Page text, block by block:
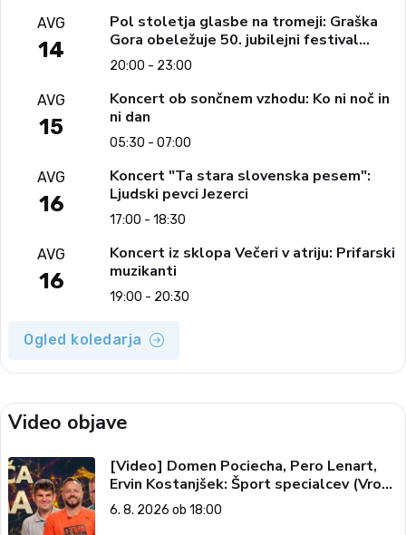
AVG
14
Pol stoletja glasbe na tromeji: Graška
Gora obeležuje 50. jubilejni festival
narodno-zabavne glasbe
20:00 - 23:00
AVG
15
Koncert ob sončnem vzhodu: Ko ni noč in
ni dan
05:30 - 07:00
AVG
16
Koncert "Ta stara slovenska pesem":
Ljudski pevci Jezerci
17:00 - 18:30
AVG
16
Koncert iz sklopa Večeri v atriju: Prifarski
muzikanti
19:00 - 20:30
Ogled koledarja
Video objave
[Video] Domen Pociecha, Pero Lenart,
Ervin Kostanjšek: Šport specialcev (Vroča
tema, 6. 8. 2026)
6. 8. 2026 ob 18:00